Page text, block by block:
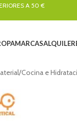
A 50 €
MARCASALQUILER
/Cocina e